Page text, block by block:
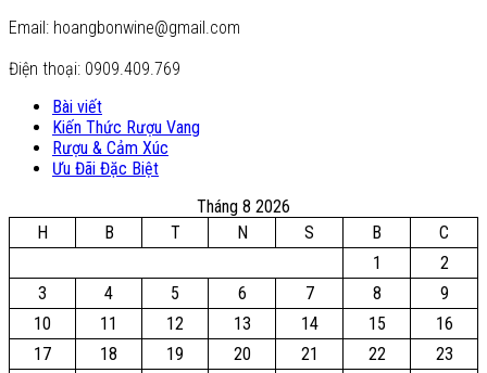
Email: hoangbonwine@gmail.com
Điện thoại: 0909.409.769
Bài viết
Kiến Thức Rượu Vang
Rượu & Cảm Xúc
Ưu Đãi Đặc Biệt
Tháng 8 2026
H
B T N S B
C
1
2
3
4 5 6 7 8
9
10
11 12 13 14 15
16
17
18 19 20 21 22
23